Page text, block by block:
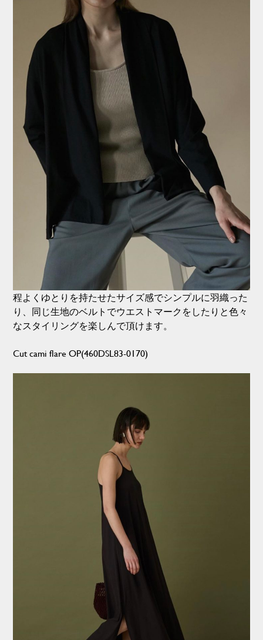
程よくゆとりを持たせたサイズ感でシンプルに羽織った
り、同じ生地のベルトでウエストマークをしたりと色々
なスタイリングを楽しんで頂けます。
Cut cami flare OP(460DSL83-0170)